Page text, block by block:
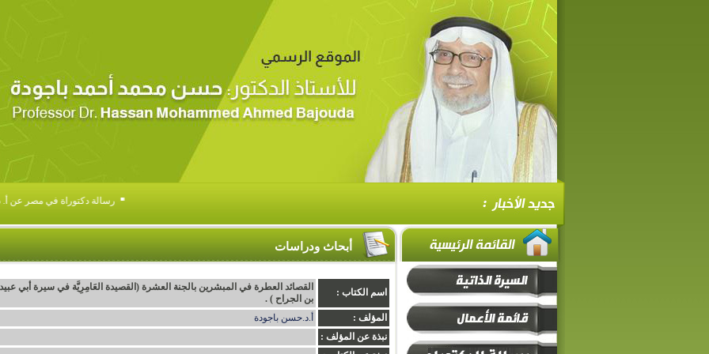
رسالة دكتوراة في مصر عن أ. د
أبحاث ودراسات
اسم الكتاب :
القصائد العطرة في المبشرين بالجنة العشرة (القصيدة العَامِرِيَّة في سيرة أبي
بن الجراح ) .
المؤلف :
أ.د.حسن باجودة
نبذة عن المؤلف :